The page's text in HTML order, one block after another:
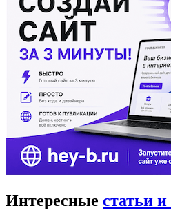
Интересные статьи